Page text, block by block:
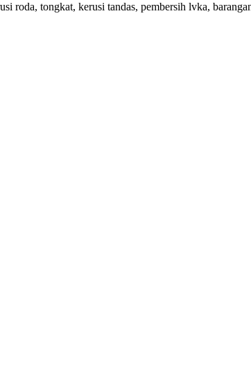
roda, tongkat, kerusi tandas, pembersih lvka,